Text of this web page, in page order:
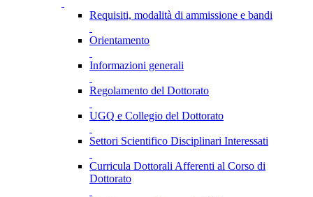
Requisiti, modalità di ammissione e bandi
Orientamento
Informazioni generali
Regolamento del Dottorato
UGQ e Collegio del Dottorato
Settori Scientifico Disciplinari Interessati
Curricula Dottorali Afferenti al Corso di
Dottorato